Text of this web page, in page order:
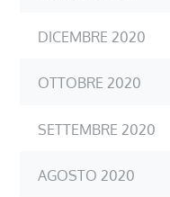
DICEMBRE 2020
OTTOBRE 2020
SETTEMBRE 2020
AGOSTO 2020